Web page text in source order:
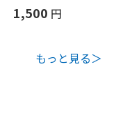
1,500 円
もっと見る＞